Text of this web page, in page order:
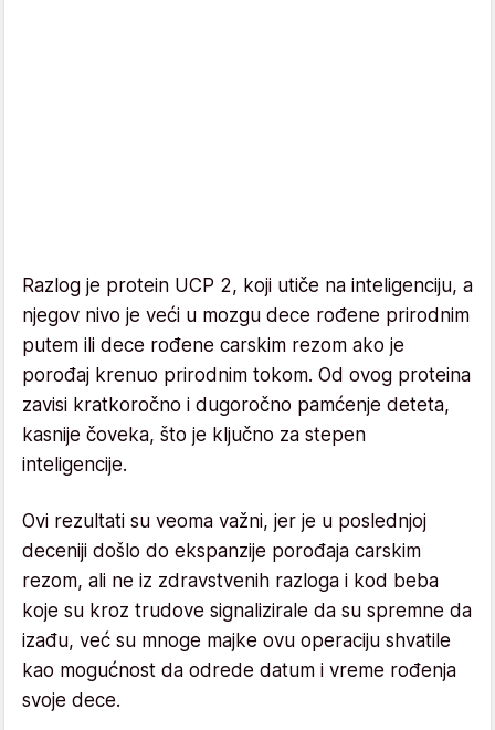
Razlog je protein UCP 2, koji utiče na inteligenciju, a
njegov nivo je veći u mozgu dece rođene prirodnim
putem ili dece rođene carskim rezom ako je
porođaj krenuo prirodnim tokom. Od ovog proteina
zavisi kratkoročno i dugoročno pamćenje deteta,
kasnije čoveka, što je ključno za stepen
inteligencije.
Ovi rezultati su veoma važni, jer je u poslednjoj
deceniji došlo do ekspanzije porođaja carskim
rezom, ali ne iz zdravstvenih razloga i kod beba
koje su kroz trudove signalizirale da su spremne da
izađu, već su mnoge majke ovu operaciju shvatile
kao mogućnost da odrede datum i vreme rođenja
svoje dece.